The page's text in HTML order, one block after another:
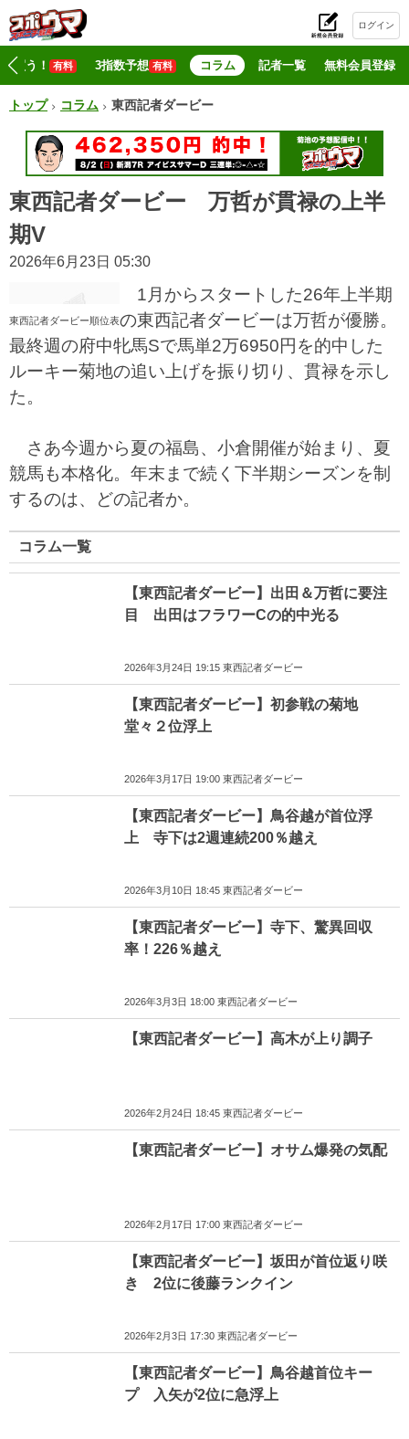
ログイン
買う！ 有料 3指数予想 有料 コラム 記者一覧 無料会員登録
トップ コラム 東西記者ダービー
東西記者ダービー 万哲が貫禄の上半
期V
2026年6月23日 05:30
東西記者ダービー順位表
1月からスタートした26年上半期
の東西記者ダービーは万哲が優勝。
最終週の府中牝馬Sで馬単2万6950円を的中した
ルーキー菊地の追い上げを振り切り、貫禄を示し
た。
さあ今週から夏の福島、小倉開催が始まり、夏
競馬も本格化。年末まで続く下半期シーズンを制
するのは、どの記者か。
コラム一覧
【東西記者ダービー】出田＆万哲に要注
目 出田はフラワーCの的中光る
2026年3月24日 19:15 東西記者ダービー
【東西記者ダービー】初参戦の菊地
堂々２位浮上
2026年3月17日 19:00 東西記者ダービー
【東西記者ダービー】鳥谷越が首位浮
上 寺下は2週連続200％越え
2026年3月10日 18:45 東西記者ダービー
【東西記者ダービー】寺下、驚異回収
率！226％越え
2026年3月3日 18:00 東西記者ダービー
【東西記者ダービー】高木が上り調子
2026年2月24日 18:45 東西記者ダービー
【東西記者ダービー】オサム爆発の気配
2026年2月17日 17:00 東西記者ダービー
【東西記者ダービー】坂田が首位返り咲
き 2位に後藤ランクイン
2026年2月3日 17:30 東西記者ダービー
【東西記者ダービー】鳥谷越首位キー
プ 入矢が2位に急浮上